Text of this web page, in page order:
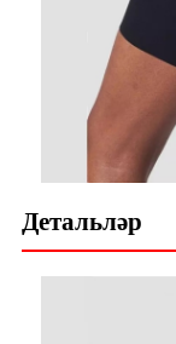
Детальләр